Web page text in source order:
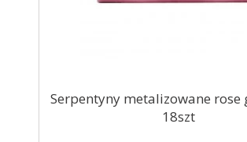
Serpentyny metalizowane rose
18szt